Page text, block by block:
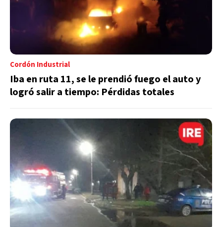
Cordón Industrial
Iba en ruta 11, se le prendió fuego el auto y
logró salir a tiempo: Pérdidas totales